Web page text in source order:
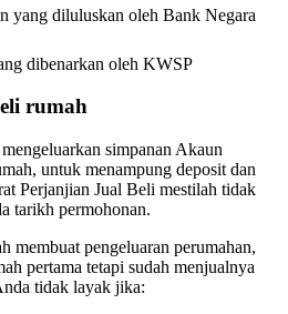
yang diluluskan oleh Bank Negara
dibenarkan oleh KWSP
rumah
simpanan Akaun
untuk menampung deposit dan
Perjanjian Jual Beli mestilah tidak
tarikh permohonan.
membuat pengeluaran perumahan,
pertama tetapi sudah menjualnya
tidak layak jika: